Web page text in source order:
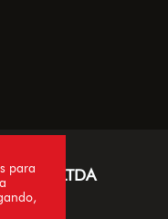
para
LTDA
61